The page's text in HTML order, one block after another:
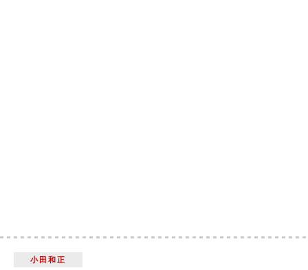
小田和正